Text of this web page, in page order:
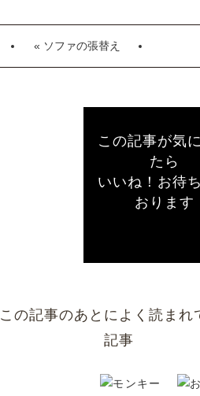
« ソファの張替え
この記事が気
たら
いいね！お待
おります
この記事のあとによく読まれ
記事